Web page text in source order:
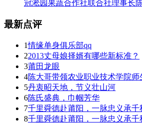
冠淞园果蔬合作社联合社理事长
最新点评
1情缘单身俱乐部qq
22013丈母娘择婿有哪些新标准？
3莆田龙眼
4陈大哥带领农业职业技术学院师
5丹衷昭天地，节义壮山河
6陈氏盛典，巾帼芳华
7千里舜德赴莆阳，一脉忠义承千
8千里舜德赴莆阳，一脉忠义承千